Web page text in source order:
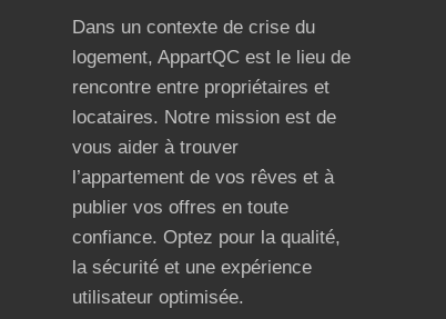
Dans un contexte de crise du
logement, AppartQC est le lieu de
rencontre entre propriétaires et
locataires. Notre mission est de
vous aider à trouver
l’appartement de vos rêves et à
publier vos offres en toute
confiance. Optez pour la qualité,
la sécurité et une expérience
utilisateur optimisée.